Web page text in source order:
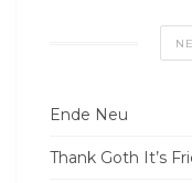
Ende Neu
Thank Goth It’s